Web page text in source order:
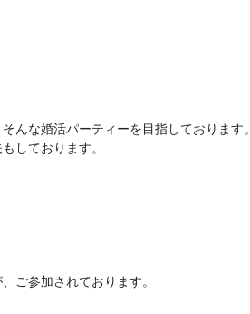
んな婚活パーティーを目指しております。
しております。
ご参加されております。